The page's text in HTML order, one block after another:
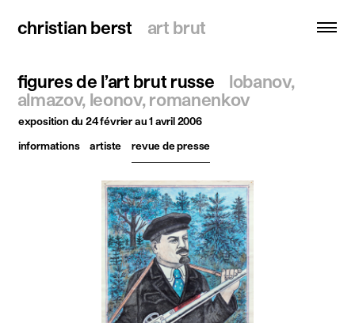
christian berst art brut
christian berst art brut
recherche
accueil
expositions
actualités
publications
ressources
figures de l’art brut russe
lobanov,
almazov, leonov, romanenkov
expositiondu 24 février au 1 avril 2006
informations
artiste revue de presse